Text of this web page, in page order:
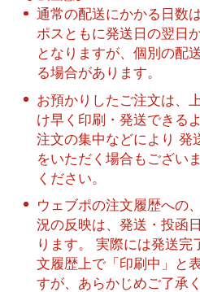
通常の配送にかかる日数
ポスともに発送日の翌日
となりますが、個別の配
る場合があります。
お預かりしたご注文は、
け早く印刷・発送できる
注文の集中などにより 発
をいただく場合もござい
ください。
ウェブポの注文履歴への
況の反映は、発送・投函
ります。 実際には発送完
文履歴上で「印刷中」と
すが、あらかじめご了承